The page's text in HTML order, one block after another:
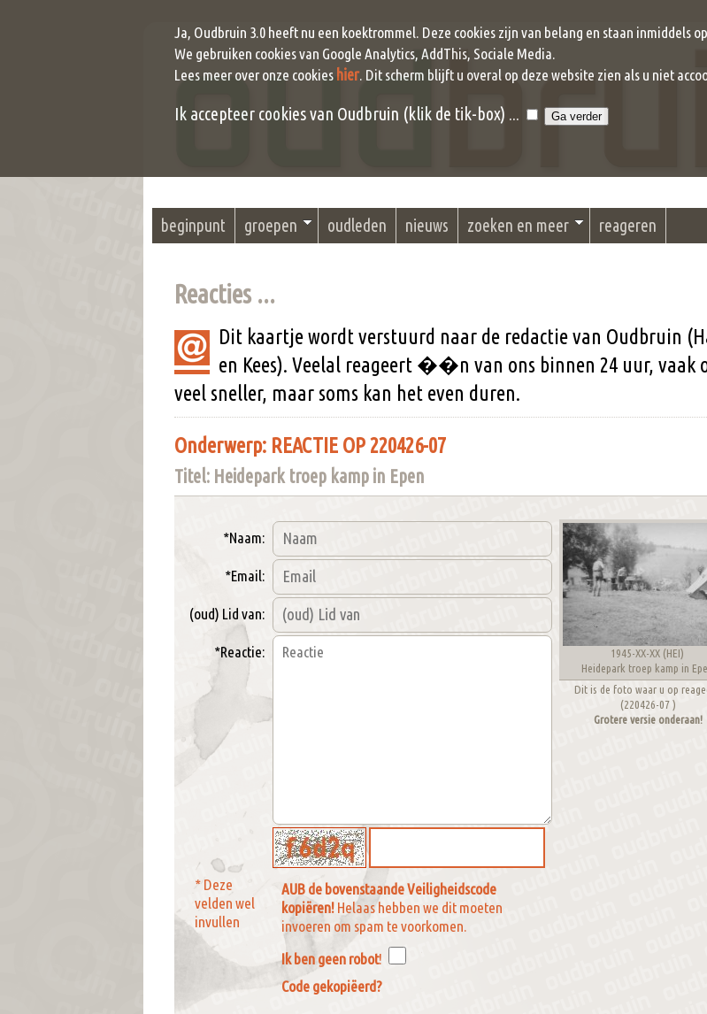
beginpunt groepen oudleden nieuws zoeken en meer reageren
Reacties ...
Dit kaartje wordt verstuurd naar de redactie van Oudbruin
en Kees). Veelal reageert ��n van ons binnen 24 uur, vaak
veel sneller, maar soms kan het even duren.
Onderwerp: REACTIE OP 220426-07
Titel: Heidepark troep kamp in Epen
*Naam:
*Email:
(oud) Lid van:
*Reactie:
* Deze
velden wel
invullen
AUB de bovenstaande Veiligheidscode
kopiëren! Helaas hebben we dit moeten
invoeren om spam te voorkomen.
Ik ben geen robot!
Code gekopiëerd?
1945-XX-XX (HEI)
Heidepark troep kamp in
Dit is de foto waar u op
(220426-07 )
Grotere versie onderaan!
Ja, Oudbruin 3.0 heeft nu een koektrommel. Deze cookies zijn van belang en staan inmiddels
We gebruiken cookies van Google Analytics, AddThis, Sociale Media.
Lees meer over onze cookies hier. Dit scherm blijft u overal op deze website zien als u niet
Ik accepteer cookies van Oudbruin (klik de tik-box) ...